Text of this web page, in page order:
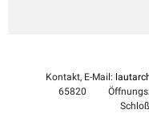
Kontakt, E-Mail:
65820